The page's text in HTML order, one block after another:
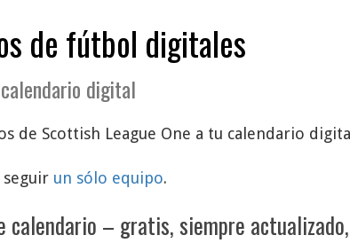
de fútbol digitales
digital
de Scottish League One a tu calendario
un sólo equipo.
calendario – gratis, siempre